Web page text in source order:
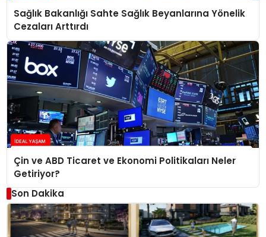
Sağlık Bakanlığı Sahte Sağlık Beyanlarına Yönelik
Cezaları Arttırdı
Çin ve ABD Ticaret ve Ekonomi Politikaları Neler
Getiriyor?
Son Dakika